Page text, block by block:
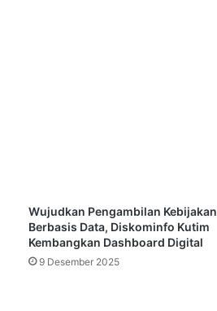
Wujudkan Pengambilan Kebijakan
Berbasis Data, Diskominfo Kutim
Kembangkan Dashboard Digital
9 Desember 2025